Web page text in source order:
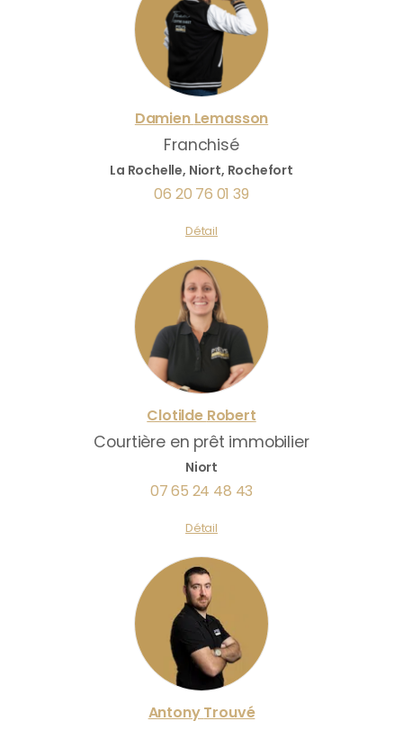
Damien Lemasson
Franchisé
La Rochelle, Niort, Rochefort
06 20 76 01 39
Détail
Clotilde Robert
Courtière en prêt immobilier
Niort
07 65 24 48 43
Détail
AntonyTrouvé